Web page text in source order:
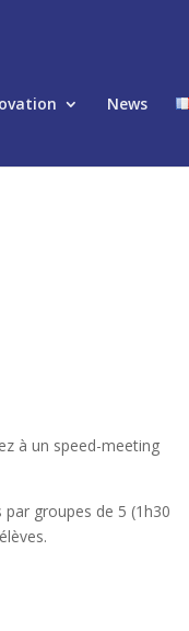
News
à un speed-meeting
groupes de 5 (1h30